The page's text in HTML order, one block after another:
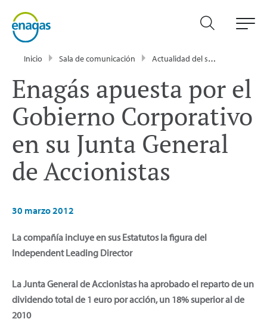
Inicio Sala de comunicación Actualidad del sector energético - Enagás
Enagás apuesta por el
Gobierno Corporativo
en su Junta General
de Accionistas
30 marzo 2012
La compañía incluye en sus Estatutos la figura del
Independent Leading Director
La Junta General de Accionistas ha aprobado el reparto de un
dividendo total de 1 euro por acción, un 18% superior al de
2010